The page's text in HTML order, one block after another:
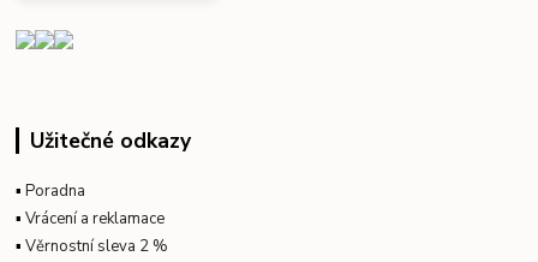
Užitečné odkazy
▪Poradna
▪Vrácení a reklamace
▪Věrnostní sleva 2 %